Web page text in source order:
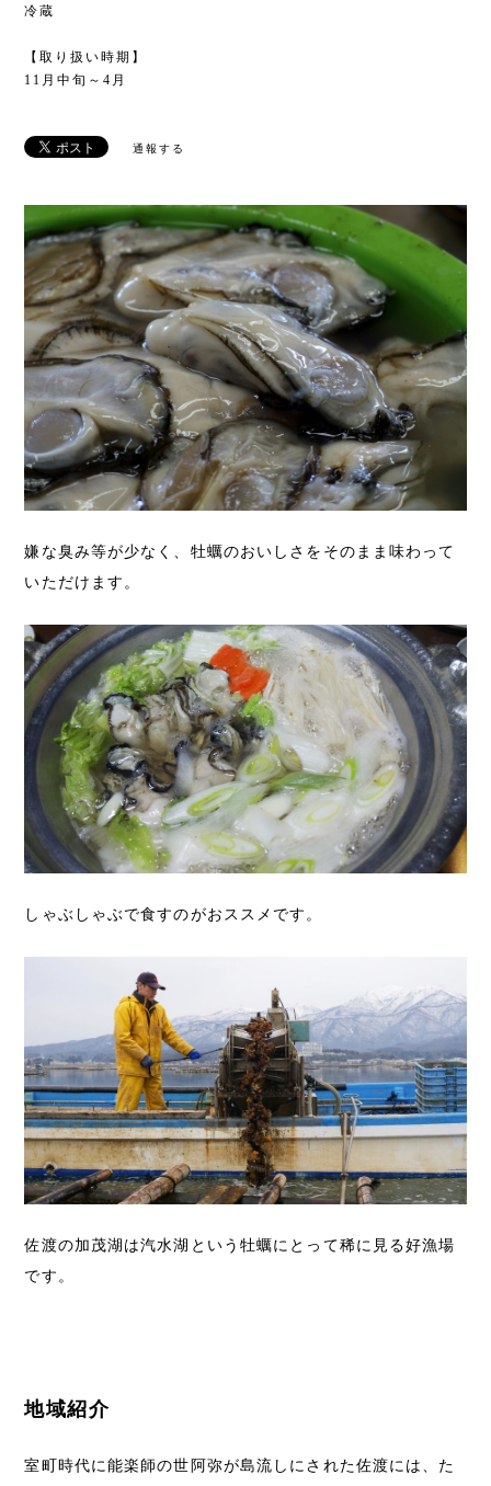
冷蔵
【取り扱い時期】
11月中旬～4月
通報する
嫌な臭み等が少なく、牡蠣のおいしさをそのまま味わって
いただけます。
しゃぶしゃぶで食すのがおススメです。
佐渡の加茂湖は汽水湖という牡蠣にとって稀に見る好漁場
です。
地域紹介
室町時代に能楽師の世阿弥が島流しにされた佐渡には、た